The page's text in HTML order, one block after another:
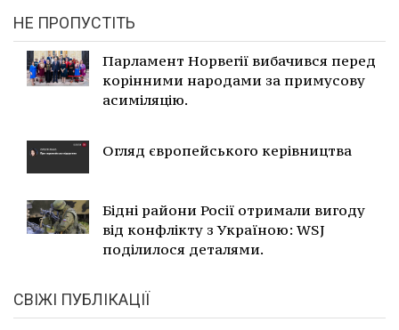
НЕ ПРОПУСТІТЬ
Парламент Норвегії вибачився перед
корінними народами за примусову
асиміляцію.
Огляд європейського керівництва
Бідні райони Росії отримали вигоду
від конфлікту з Україною: WSJ
поділилося деталями.
СВІЖІ ПУБЛІКАЦІЇ